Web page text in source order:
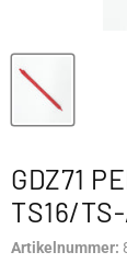
GDZ71
TS16/
Artikelnummer: